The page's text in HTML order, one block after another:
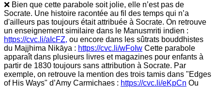
❌ Bien que cette parabole soit jolie, elle n’est pas de
Socrate. Une histoire racontée au fil des temps qui n’a
d'ailleurs pas toujours était attribuée à Socrate. On retrouve
un enseignement similaire dans le Manusmriti indien :
https://cvc.li/aIcFZ, ou encore dans les sûtrats bouddhistes
du Majjhima Nikāya : https://cvc.li/wFoIw Cette parabole
apparaît dans plusieurs livres et magazines pour enfants à
partir de 1830 toujours sans attribution à Socrate. Par
exemple, on retrouve la mention des trois tamis dans "Edges
of His Ways" d’Amy Carmichaes : https://cvc.li/eKpCn Ou